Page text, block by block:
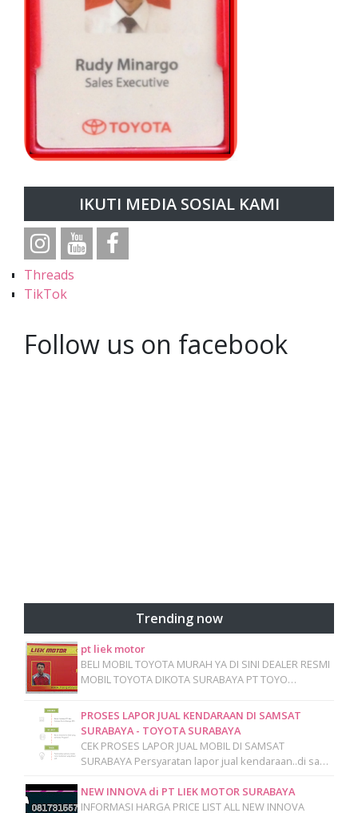
IKUTI MEDIA SOSIAL KAMI
Threads
TikTok
Follow us on facebook
Trending now
pt liek motor
BELI MOBIL TOYOTA MURAH YA DI SINI DEALER RESMI
MOBIL TOYOTA DIKOTA SURABAYA PT TOYO…
PROSES LAPOR JUAL KENDARAAN DI SAMSAT
SURABAYA - TOYOTA SURABAYA
CEK PROSES LAPOR JUAL MOBIL DI SAMSAT
SURABAYA Persyaratan lapor jual kendaraan..di sa…
NEW INNOVA di PT LIEK MOTOR SURABAYA
INFORMASI HARGA PRICE LIST ALL NEW INNOVA